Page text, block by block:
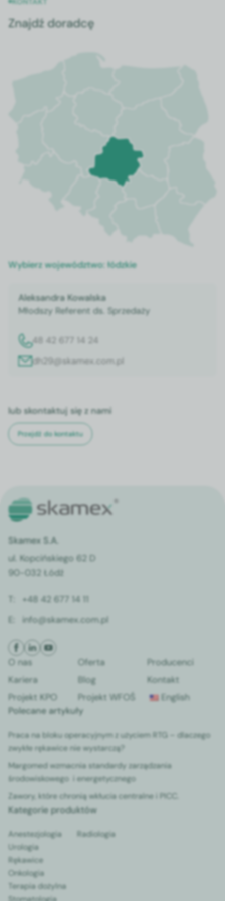
Znajdź doradcę
Wybierz województwo:łódzkie
Aleksandra Kowalska
Młodszy Referent ds. Sprzedaży
48 42 677 14 24
dh29@skamex.com.pl
lub skontaktuj się z nami
Przejdź do kontaktu
Skamex S.A.
ul. Kopcińskiego 62 D
90-032 Łódź
+48 42 677 14 11
E:
info@skamex.com.pl
O nas Oferta
Producenci
Kariera
Blog
Kontakt
Projekt KPO
Projekt WFOŚ
English
Polecane artykuły
Praca na bloku operacyjnym z użyciem RTG – dlaczego
zwykłe rękawice nie wystarczą?
Margomed wzmacnia standardy zarządzania
środowiskowego i energetycznego
Zawory, które chronią wkłucia centralne i PICC.
Kategorie produktów
Anestezjologia
Urologia
Rękawice
Onkologia
Terapia dożylna
Radiologia